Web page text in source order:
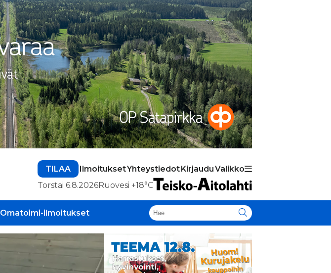
TILAA IlmoituksetYhteystiedotKirjauduValikko
Torstai 6.8.2026Ruovesi +18°C
Omatoimi-ilmoitukset